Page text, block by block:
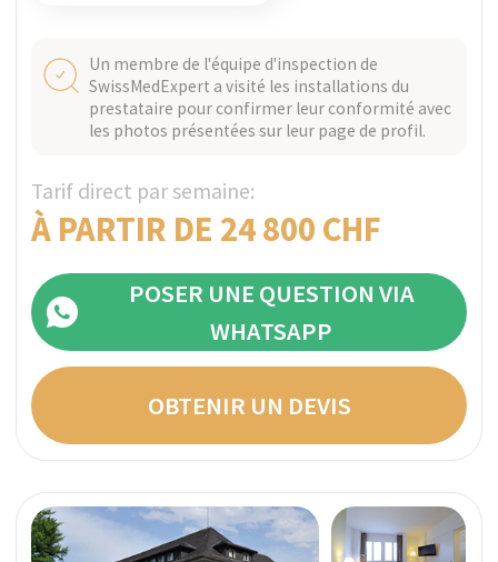
Pourquoi faire confiance à
SwissMedExpert ?
Notre service de conciergerie médicale
particulièrement prisée des politiciens de
haut rang, dirigeants d'entreprise et autres
ultra-hauts revenus. Nous garantissons une
faisant le choix ultime pour ceux qui
souhaitent se rétablir dans la discrétion la
plus totale.